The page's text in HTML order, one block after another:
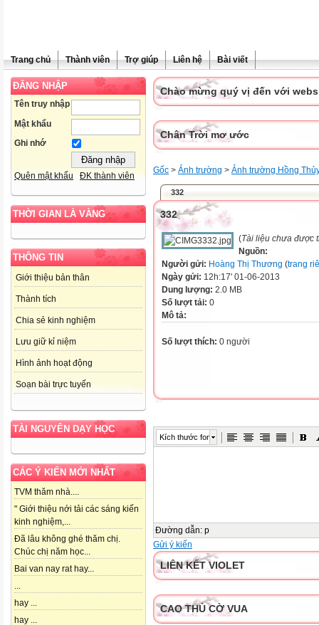
Trang chủ Thành viên Trợ giúp Liên hệ Bài viết
ĐĂNG NHẬP
Tên truy nhập
Mật khẩu
Ghi nhớ
Quên mật khẩu ĐK thành viên
THỜI GIAN LÀ VÀNG
THÔNG TIN
Giới thiệu bản thân
Thành tích
Chia sẻ kinh nghiệm
Lưu giữ kỉ niệm
Hình ảnh hoạt động
Soạn bài trực tuyến
TÀI NGUYÊN DẠY HỌC
CÁC Ý KIẾN MỚI NHẤT
TVM thăm nhà....
" Giới thiệu nới tải các sáng kiến
kinh nghiệm,...
Đã lâu không ghé thăm chị.
Chúc chị năm học...
Bai van nay rat hay...
...
hay ...
hay ...
Chào mừng quý vị đến với
Chân Trời mơ ước
Gốc > Ảnh trường > Ảnh trường Hồng
332
332
(Tài liệu chưa được
Nguồn:
Người gửi: Hoàng Thị Thương (trang
Ngày gửi: 12h:17' 01-06-2013
Dung lượng: 2.0 MB
Số lượt tải: 0
Mô tả:
Số lượt thích: 0 người
Kích thước font
Đường dẫn: p
Gửi ý kiến
LIÊN KẾT VIOLET
CAO THỦ CỜ VUA